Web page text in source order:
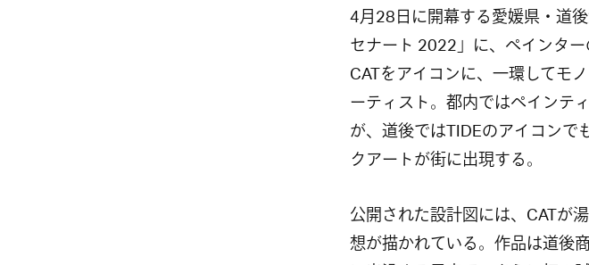
4月28日に開幕する愛媛県・道
セナート 2022」に、ペインタ
CATをアイコンに、一環してモ
ーティスト。都内ではペインテ
が、道後ではTIDEのアイコンで
クアートが街に出現する。
公開された設計図には、CATが
想が描かれている。作品は道後